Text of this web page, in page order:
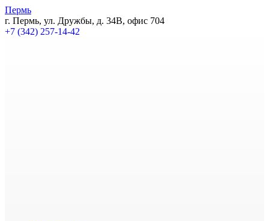
Пермь
г. Пермь, ул. Дружбы, д. 34В, офис 704
+7 (342) 257-14-42